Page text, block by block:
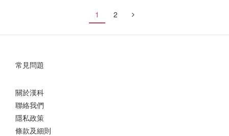
1 2
常見問題
關於漢科
聯絡我們
隱私政策
條款及細則